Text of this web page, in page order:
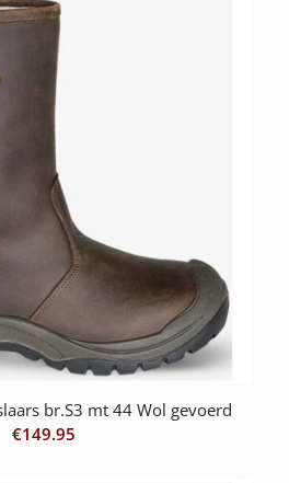
br.S3 mt 44 Wol gevoerd
€149.95